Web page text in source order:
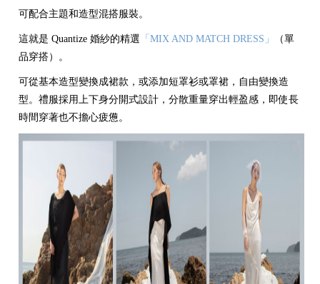
可配合主題和造型混搭服裝。
這就是 Quantize 婚紗的精選 「MIX AND MATCH DRESS」
（單
品穿搭）。
可從基本造型變換成裙款，或添加短罩衫或罩裙，自由變換造
型。禮服採用上下身分開式設計，分散重量穿出輕盈感，即使長
時間穿著也不擔心疲憊。